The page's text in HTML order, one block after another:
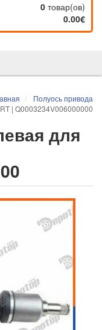
0 товар(ов)
0.00€
Полуось привода
| Q0003234V006000000
для